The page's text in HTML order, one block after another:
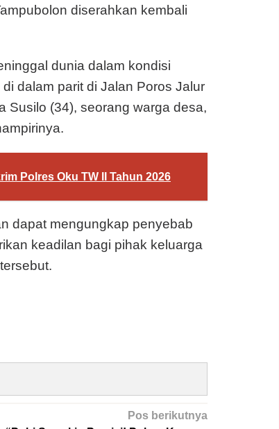
diserahkan kembali
dunia dalam kondisi
dalam parit di Jalan Poros Jalur
Susilo (34), seorang warga desa,
Polres Oku TW II Tahun 2026
dapat mengungkap penyebab
keadilan bagi pihak keluarga
Pos berikutnya